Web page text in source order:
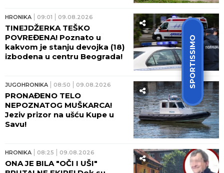
SPORTISSIMO
HRONIKA 09:01 09.08.2026
TINEJDŽERKA TEŠKO
POVREĐENA! Poznato u
kakvom je stanju devojka (18)
izbodena u centru Beograda!
JUGOHRONIKA 08:50 09.08.2026
PRONAĐENO TELO
NEPOZNATOG MUŠKARCA!
Jeziv prizor na ušću Kupe u
Savu!
HRONIKA 08:25 09.08.2026
ONA JE BILA "OČI I UŠI"